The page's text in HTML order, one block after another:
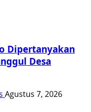
Dipertanyakan
Desa
Agustus 7, 2026